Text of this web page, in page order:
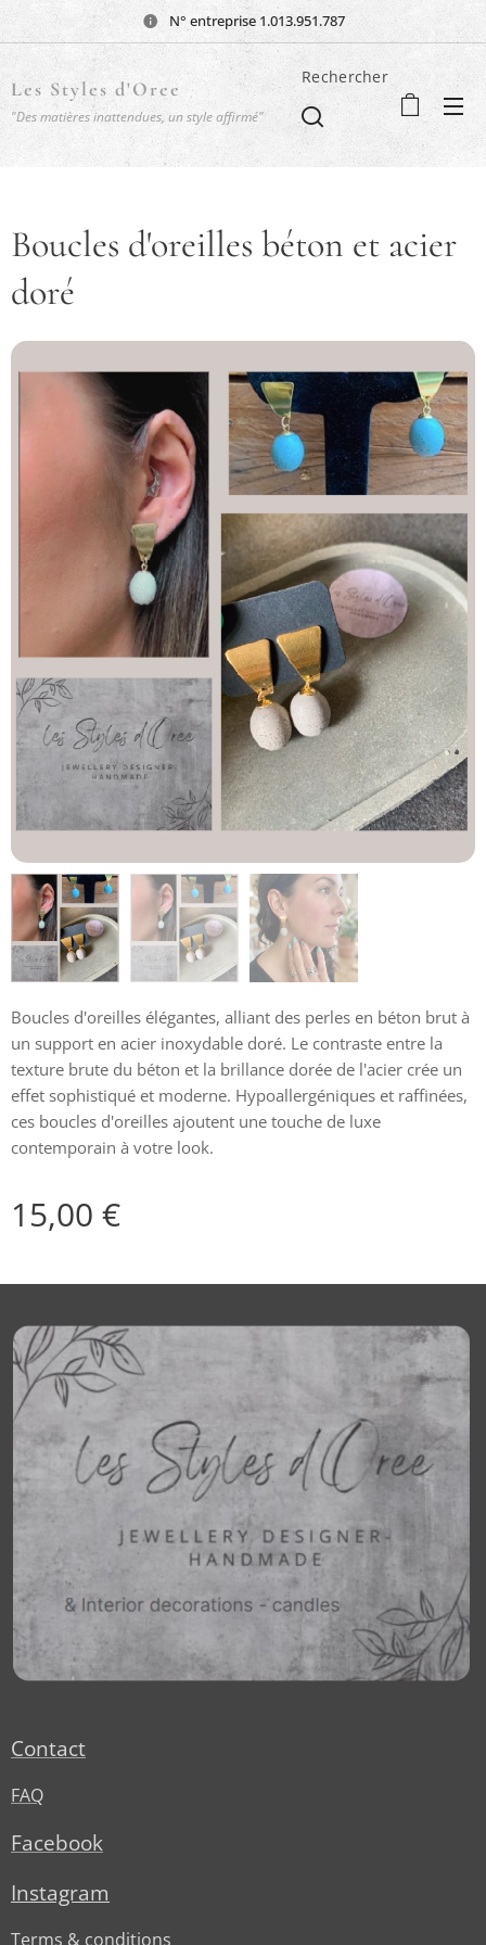
N° entreprise 1.013.951.787
Les Styles d'Oree
"Des matières inattendues, un style affirmé"
Rechercher
Boucles d'oreilles béton et acier
doré
Boucles d'oreilles élégantes, alliant des perles en béton brut à
un support en acier inoxydable doré. Le contraste entre la
texture brute du béton et la brillance dorée de l'acier crée un
effet sophistiqué et moderne. Hypoallergéniques et raffinées,
ces boucles d'oreilles ajoutent une touche de luxe
contemporain à votre look.
15,00 €
Contact
FAQ
Facebook
Instagram
Terms & conditions